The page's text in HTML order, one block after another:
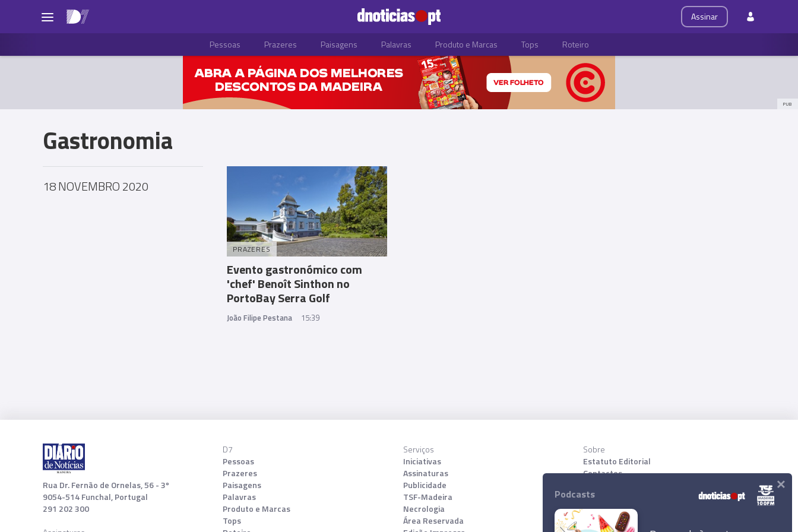
Assinar
Pessoas Prazeres Paisagens Palavras Produto e Marcas Tops Roteiro
PUB
Gastronomia
18 NOVEMBRO 2020
PRAZERES
Evento gastronómico com
'chef' Benoît Sinthon no
PortoBay Serra Golf
João Filipe Pestana 15:39
Rua Dr. Fernão de Ornelas, 56 - 3º
9054-514 Funchal, Portugal
291 202 300
D7
Pessoas
Prazeres
Paisagens
Palavras
Produto e Marcas
Tops
Serviços
Iniciativas
Assinaturas
Publicidade
TSF-Madeira
Necrologia
Área Reservada
Sobre
Estatuto Editorial
Contactos
Download App
Podcasts ×